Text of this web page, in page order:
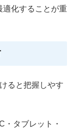
適化することが重
ると把握しやす
・タブレット・